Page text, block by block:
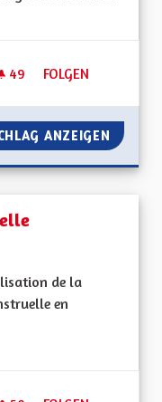
49 49 FOLLOWER
FOLGEN
ANZEIGEN
de la
en